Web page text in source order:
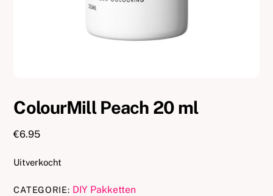
ColourMill Peach 20 ml
€6.95
Uitverkocht
CATEGORIE: DIY Pakketten